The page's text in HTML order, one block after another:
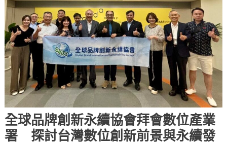
全球品牌創新永續協會拜會數位產業
署 探討台灣數位創新前景與永續發